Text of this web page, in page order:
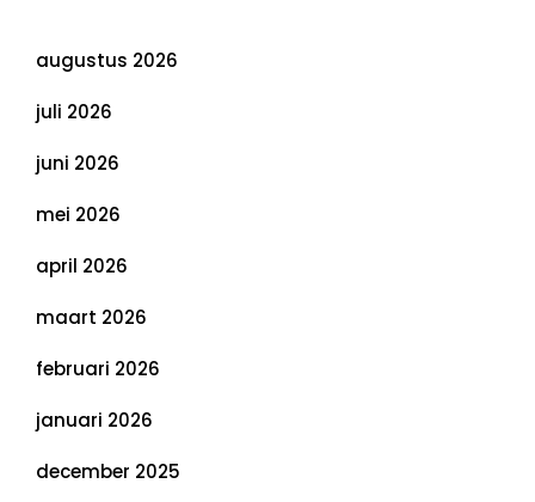
augustus 2026
juli 2026
juni 2026
mei 2026
april 2026
maart 2026
februari 2026
januari 2026
december 2025